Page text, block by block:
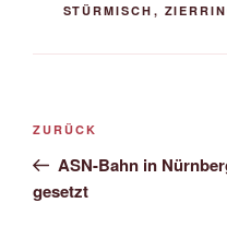
STÜRMISCH ,
Beitrags-
Vorheriger
Beitrag
ZURÜCK
ASN-Bahn in
gesetzt